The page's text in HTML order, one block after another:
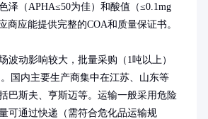
泽（APHA≤50为佳）和酸值（≤0.1mg
商应能提供完整的COA和质量保证书。
波动影响较大，批量采购（1吨以上）
国内主要生产商集中在江苏、山东等
巴斯夫、亨斯迈等。运输一般采用危险
可通过快递（需符合危化品运输规